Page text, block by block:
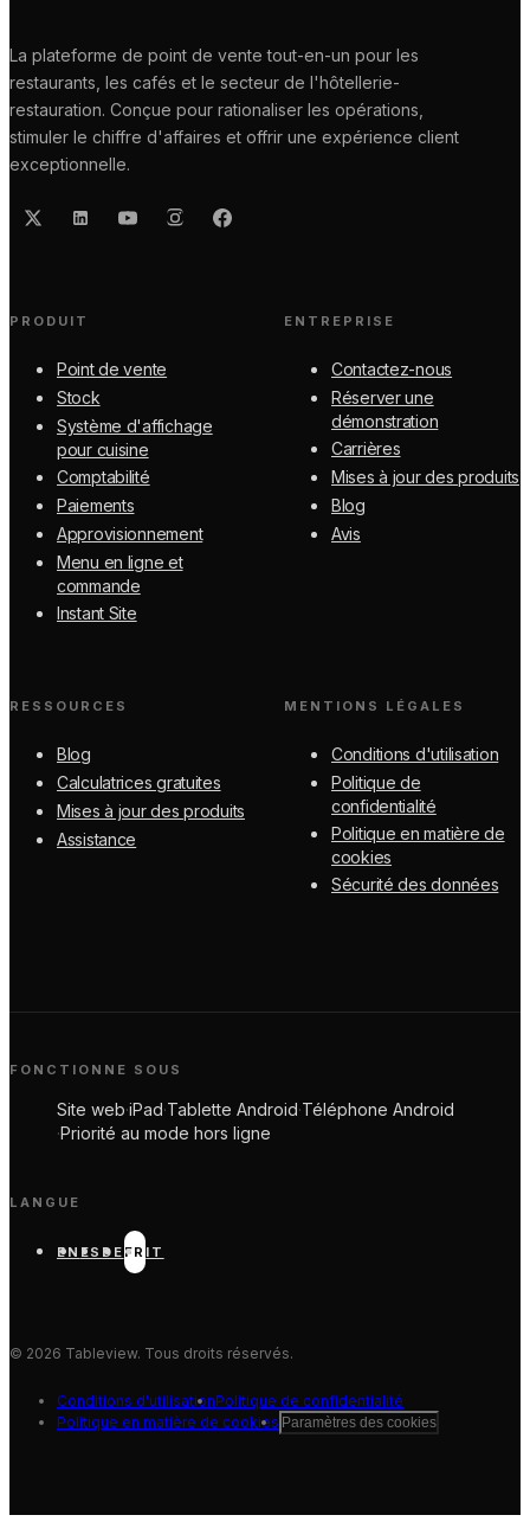
La plateforme de point de vente tout-en-un pour les
restaurants, les cafés et le secteur de l'hôtellerie-
restauration. Conçue pour rationaliser les opérations,
stimuler le chiffre d'affaires et offrir une expérience client
exceptionnelle.
PRODUIT
Point de vente
Stock
Système d'affichage
pour cuisine
Comptabilité
Paiements
Approvisionnement
Menu en ligne et
commande
Instant Site
ENTREPRISE
Contactez-nous
Réserver une
démonstration
Carrières
Mises à jour des produits
Blog
Avis
RESSOURCES
Blog
Calculatrices gratuites
Mises à jour des produits
Assistance
MENTIONS LÉGALES
Conditions d'utilisation
Politique de
confidentialité
Politique en matière de
cookies
Sécurité des données
FONCTIONNE SOUS
Site web·iPad·Tablette Android·Téléphone Android
·Priorité au mode hors ligne
LANGUE
EN ES DE FR IT
© 2026 Tableview. Tous droits réservés.
Conditions d'utilisationPolitique de confidentialité
Politique en matière de cookies Paramètres des cookies